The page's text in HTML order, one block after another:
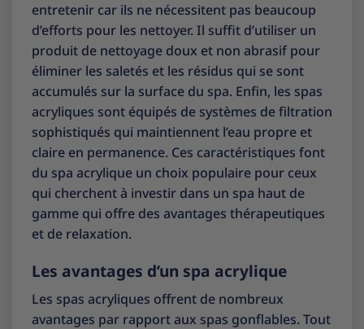
entretenir car ils ne nécessitent pas beaucoup
d’efforts pour les nettoyer. Il suffit d’utiliser un
produit de nettoyage doux et non abrasif pour
éliminer les saletés et les résidus qui se sont
accumulés sur la surface du spa. Enfin, les spas
acryliques sont équipés de systèmes de filtration
sophistiqués qui maintiennent l’eau propre et
claire en permanence. Ces caractéristiques font
du spa acrylique un choix populaire pour ceux
qui cherchent à investir dans un spa haut de
gamme qui offre des avantages thérapeutiques
et de relaxation.
Les avantages d’un spa acrylique
Les spas acryliques offrent de nombreux
avantages par rapport aux spas gonflables. Tout